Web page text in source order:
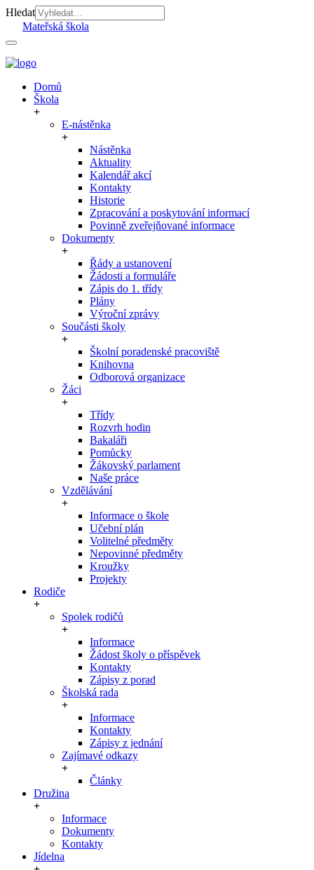
Hledat
Mateřská škola
Domů
Škola
E-nástěnka
Nástěnka
Aktuality
Kalendář akcí
Kontakty
Historie
Zpracování a poskytování informací
Povinně zveřejňované informace
Dokumenty
Řády a ustanovení
Žádosti a formuláře
Zápis do 1. třídy
Plány
Výroční zprávy
Součásti školy
Školní poradenské pracoviště
Knihovna
Odborová organizace
Žáci
Třídy
Rozvrh hodin
Bakaláři
Pomůcky
Žákovský parlament
Naše práce
Vzdělávání
Informace o škole
Učební plán
Volitelné předměty
Nepovinné předměty
Kroužky
Projekty
Rodiče
Spolek rodičů
Informace
Žádost školy o příspěvek
Kontakty
Zápisy z porad
Školská rada
Informace
Kontakty
Zápisy z jednání
Zajímavé odkazy
Články
Družina
Informace
Dokumenty
Kontakty
Jídelna